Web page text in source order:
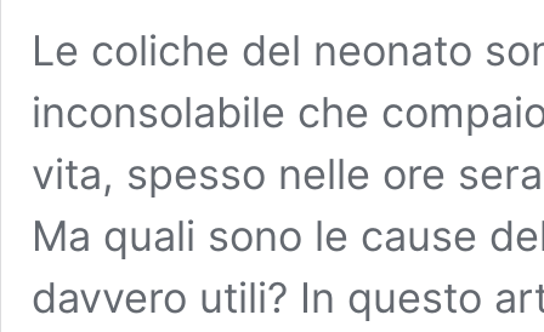
Le coliche del neonato
inconsolabile che
vita, spesso nelle ore
Ma quali sono le cause
davvero utili? In questo